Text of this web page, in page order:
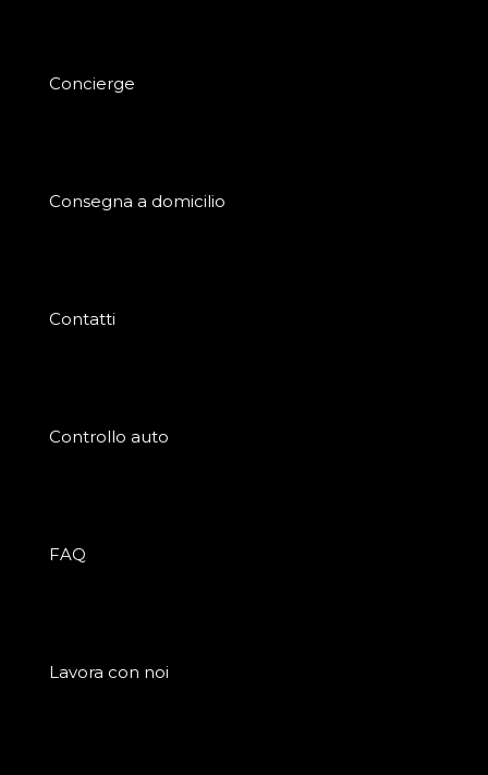
Concierge
Consegna a domicilio
Contatti
Controllo auto
FAQ
Lavora con noi